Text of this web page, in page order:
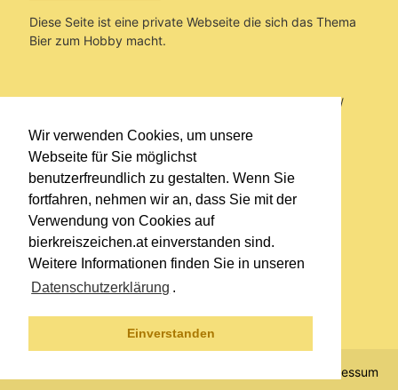
Wir verwenden Cookies, um unsere
Webseite für Sie möglichst
benutzerfreundlich zu gestalten. Wenn Sie
fortfahren, nehmen wir an, dass Sie mit der
Verwendung von Cookies auf
bierkreiszeichen.at einverstanden sind.
Weitere Informationen finden Sie in unseren
Datenschutzerklärung .
Einverstanden
Diese Seite ist eine private Webseite die sich das Thema
Bier zum Hobby macht.
Sie befinden sich auf https://www.bierkreiszeichen.at/
im Pfad:Übers Bier/Brauereien/Fundstücke und
Informationen zu Turbobier
Erstellt: 2026-08-08
Links
Impressum
Datenschutzerklärung
Impressum